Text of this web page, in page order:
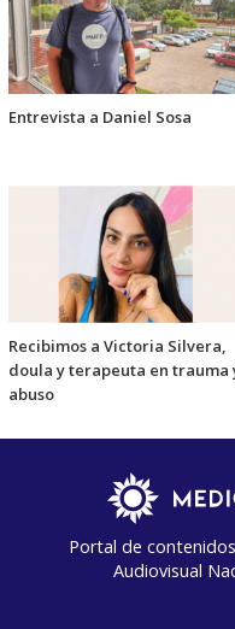
Entrevista a Daniel Sosa
Recibimos a Victoria Silvera,
doula y terapeuta en trauma
abuso
Portal de
Audiovisual